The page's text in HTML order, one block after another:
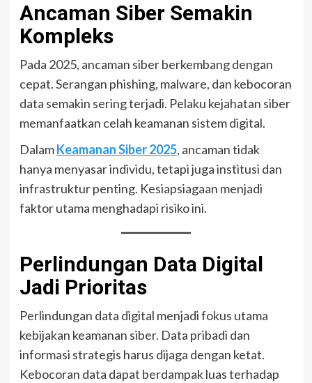
Ancaman Siber Semakin
Kompleks
Pada 2025, ancaman siber berkembang dengan
cepat. Serangan phishing, malware, dan kebocoran
data semakin sering terjadi. Pelaku kejahatan siber
memanfaatkan celah keamanan sistem digital.
DalamKeamanan Siber 2025, ancaman tidak
hanya menyasar individu, tetapi juga institusi dan
infrastruktur penting. Kesiapsiagaan menjadi
faktor utama menghadapi risiko ini.
Perlindungan Data Digital
Jadi Prioritas
Perlindungan data digital menjadi fokus utama
kebijakan keamanan siber. Data pribadi dan
informasi strategis harus dijaga dengan ketat.
Kebocoran data dapat berdampak luas terhadap